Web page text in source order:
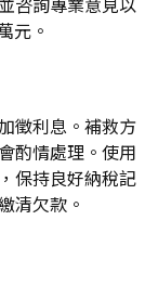
元。
徵利息。補救方
酌情處理。使用
保持良好納稅記
清欠款。